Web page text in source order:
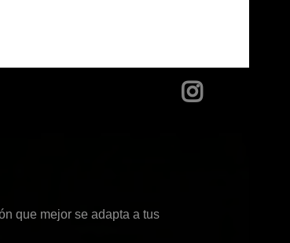
que mejor se adapta a tus